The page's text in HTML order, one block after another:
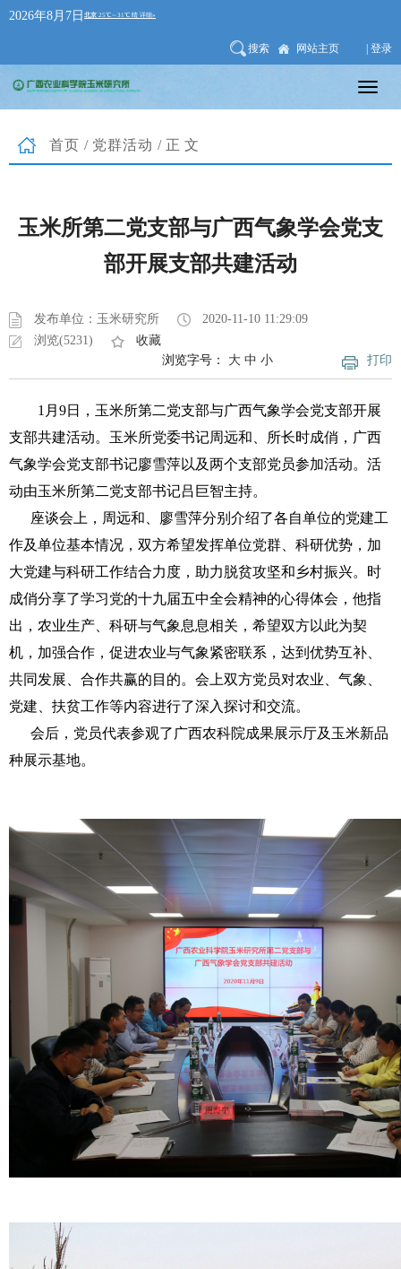
2026年8月7日
搜索 网站主页 | 登录
首页 / 党群活动 /正文
玉米所第二党支部与广西气象学会党支
部开展支部共建活动
发布单位：玉米研究所
2020-11-10 11:29:09
浏览(5231)
收藏
打印
浏览字号： 大 中 小
1月9日，玉米所第二党支部与广西气象学会党支部开展
支部共建活动。玉米所党委书记周远和、所长时成俏，广西
气象学会党支部书记廖雪萍以及两个支部党员参加活动。活
动由玉米所第二党支部书记吕巨智主持。
座谈会上，周远和、廖雪萍分别介绍了各自单位的党建工
作及单位基本情况，双方希望发挥单位党群、科研优势，加
大党建与科研工作结合力度，助力脱贫攻坚和乡村振兴。时
成俏分享了学习党的十九届五中全会精神的心得体会，他指
出，农业生产、科研与气象息息相关，希望双方以此为契
机，加强合作，促进农业与气象紧密联系，达到优势互补、
共同发展、合作共赢的目的。会上双方党员对农业、气象、
党建、扶贫工作等内容进行了深入探讨和交流。
会后，党员代表参观了广西农科院成果展示厅及玉米新品
种展示基地。